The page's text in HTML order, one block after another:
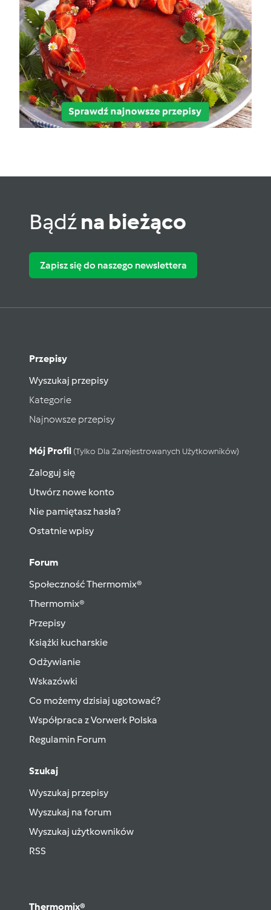
Bądźna bieżąco
Zapisz się do naszego newslettera
Przepisy
Wyszukaj przepisy
Kategorie
Najnowsze przepisy
Mój Profil (tylko Dla Zarejestrowanych Użytkowników)
Zaloguj się
Utwórz nowe konto
Nie pamiętasz hasła?
Ostatnie wpisy
Forum
Społeczność Thermomix®
Thermomix®
Przepisy
Książki kucharskie
Odżywianie
Wskazówki
Co możemy dzisiaj ugotować?
Współpraca z Vorwerk Polska
Regulamin Forum
Szukaj
Wyszukaj przepisy
Wyszukaj na forum
Wyszukaj użytkowników
RSS
Thermomix®